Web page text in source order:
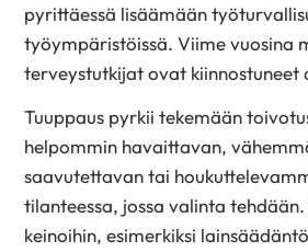
pyrittäessä lisäämään
työympäristöissä. Viime vuosina
terveystutkijat ovat kiinnostuneet
Tuuppaus pyrkii tekemään
helpommin havaittavan,
saavutettavan tai
tilanteessa, jossa valinta
keinoihin, esimerkiksi